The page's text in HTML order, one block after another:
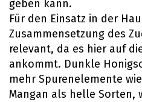
geben kann.
Für den Einsatz in der
Zusammensetzung des
relevant, da es hier auf
ankommt. Dunkle
mehr Spurenelemente
Mangan als helle Sorten,